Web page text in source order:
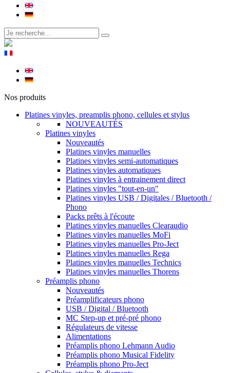
Nos produits
Platines vinyles, preamplis phono, cellules et stylus
NOUVEAUTÉS
Platines vinyles
Nouveautés
Platines vinyles manuelles
Platines vinyles semi-automatiques
Platines vinyles automatiques
Platines vinyles à entrainement direct
Platines vinyles "tout-en-un"
Platines vinyles USB / Digitales / Bluetooth /
Phono
Packs prêts à l'écoute
Platines vinyles manuelles Clearaudio
Platines vinyles manuelles MoFi
Platines vinyles manuelles Pro-Ject
Platines vinyles manuelles Rega
Platines vinyles manuelles Technics
Platines vinyles manuelles Thorens
Préamplis phono
Nouveautés
Préamplificateurs phono
USB / Digital / Bluetooth
MC Step-up et pré-pré phono
Régulateurs de vitesse
Alimentations
Préamplis phono Lehmann Audio
Préamplis phono Musical Fidelity
Préamplis phono Pro-Ject